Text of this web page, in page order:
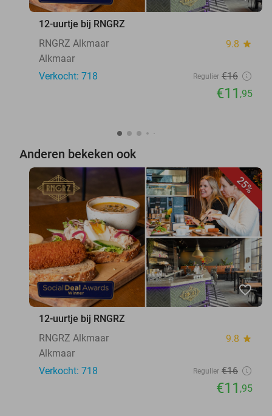
12-uurtje bij RNGRZ
RNGRZ Alkmaar
9.8 star
Alkmaar
Verkocht: 718
Regulier €16
€11 ,95
Anderen bekeken ook
25%
favorite_border
12-uurtje bij RNGRZ
RNGRZ Alkmaar
9.8 star
Alkmaar
Verkocht: 718
Regulier €16
€11 ,95